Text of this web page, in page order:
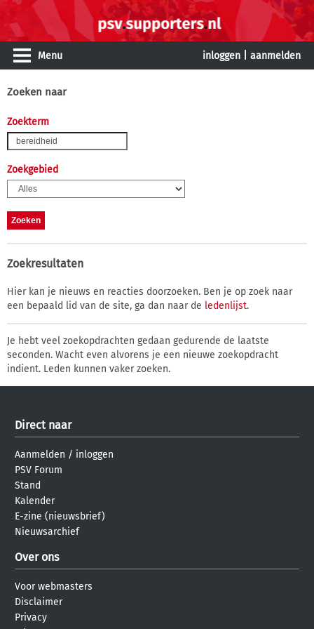
Menu inloggen aanmelden
Zoeken naar
Zoekterm
Zoekgebied
Zoekresultaten
Hier kan je nieuws en reacties doorzoeken. Ben je op zoek naar
een bepaald lid van de site, ga dan naar de ledenlijst.
Je hebt veel zoekopdrachten gedaan gedurende de laatste
seconden. Wacht even alvorens je een nieuwe zoekopdracht
indient. Leden kunnen vaker zoeken.
Direct naar
Aanmelden / inloggen
PSV Forum
Stand
Kalender
E-zine (nieuwsbrief)
Nieuwsarchief
Over ons
Voor webmasters
Disclaimer
Privacy